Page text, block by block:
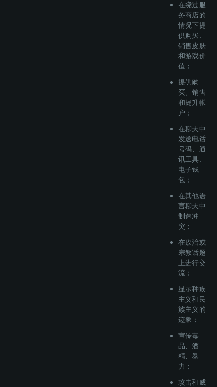
在绕过服
务商店的
情况下提
供购买、
销售皮肤
和游戏价
值；
提供购
买、销售
和提升帐
户；
在聊天中
发送电话
号码、通
讯工具、
电子钱
包；
在其他语
言聊天中
制造冲
突；
在政治或
宗教话题
上进行交
流；
显示种族
主义和民
族主义的
迹象；
宣传毒
品、酒
精、暴
力；
攻击和威